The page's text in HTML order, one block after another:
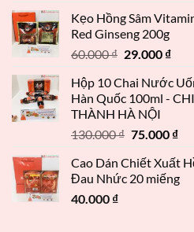
Kẹo Hồng Sâm
Red Ginseng 200g
60.000₫ 29.000 ₫
Hộp 10 Chai Nước
Hàn Quốc 100ml -
THÀNH HÀ NỘI
130.000₫ 75.000 ₫
Cao Dán Chiết Xuất
Đau Nhức 20 miếng
40.000 ₫